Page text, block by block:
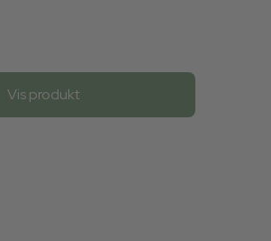
Vis produkt